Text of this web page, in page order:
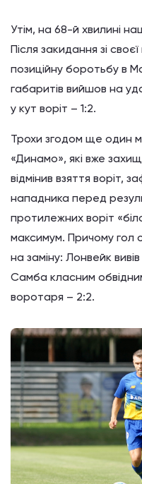
Утім, на 68-й хвилині
Після закидання зі
позиційну боротьбу в
габаритів вийшов на
у кут воріт – 1:2.
Трохи згодом ще один
«Динамо», які вже
відмінив взяття воріт,
нападника перед
протилежних воріт
максимум. Причому гол
на заміну: Лонвейк
Самба класним
воротаря – 2:2.